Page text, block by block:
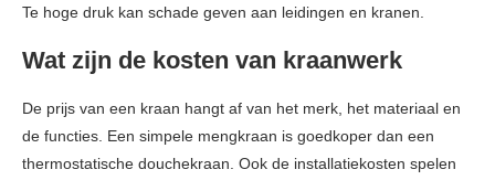
Te hoge druk kan schade geven aan leidingen en kranen.
Wat zijn de kosten van kraanwerk
De prijs van een kraan hangt af van het merk, het materiaal en
de functies. Een simpele mengkraan is goedkoper dan een
thermostatische douchekraan. Ook de installatiekosten spelen